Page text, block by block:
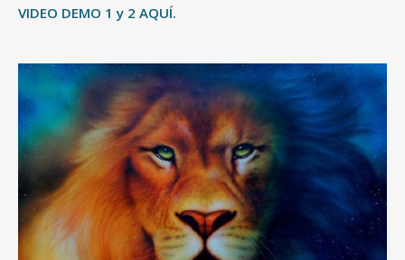
VIDEO DEMO 1 y 2 AQUÍ.